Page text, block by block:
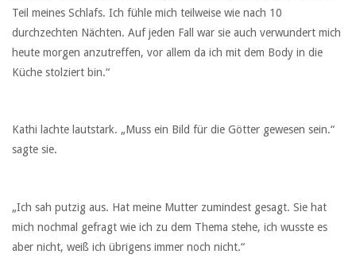
Teil meines Schlafs. Ich fühle mich teilweise wie nach 10
durchzechten Nächten. Auf jeden Fall war sie auch verwundert mich
heute morgen anzutreffen, vor allem da ich mit dem Body in die
Küche stolziert bin.“
Kathi lachte lautstark. „Muss ein Bild für die Götter gewesen sein.“
sagte sie.
„Ich sah putzig aus. Hat meine Mutter zumindest gesagt. Sie hat
mich nochmal gefragt wie ich zu dem Thema stehe, ich wusste es
aber nicht, weiß ich übrigens immer noch nicht.“